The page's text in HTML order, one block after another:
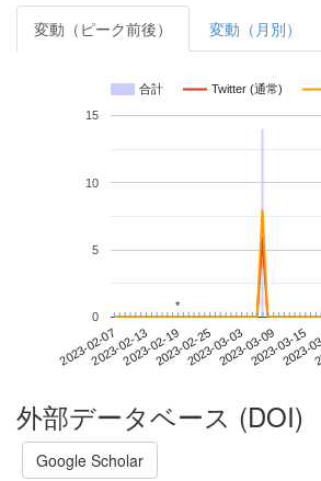
変動（ピーク前後） 変動（月別）
合計 Twitter (通常)
2023-02-072023-02-132023-02-192023-02-252023-03-032023-03-092023-03-15
2023-
0
5
10
15
**
外部データベース (DOI)
Google Scholar